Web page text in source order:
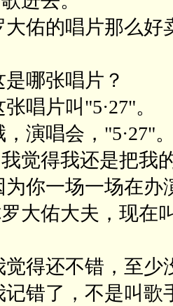
大佑的唱片那么
哪张唱片？
唱片叫"5·27"。
演唱会，"5·27"
觉得我还是把我
为你一场一场在
大佑大夫，现在
觉得还不错，至少
记错了，不是叫歌